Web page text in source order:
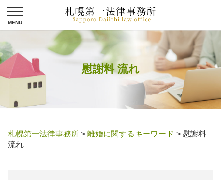
慰謝料 流れ
札幌第一法律事務所 > 離婚に関するキーワード > 慰謝料
流れ